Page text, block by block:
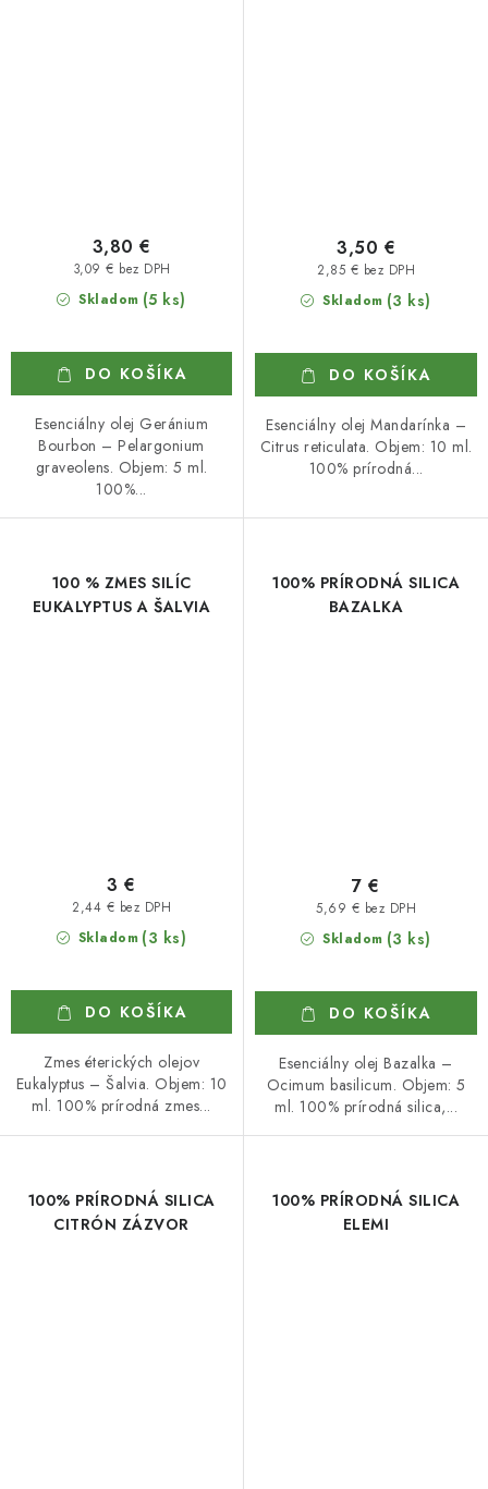
Skladom (5 ks)
3,09 € bez DPH
3,80 €
DO KOŠÍKA
Esenciálny olej Geránium
Bourbon – Pelargonium
graveolens. Objem: 5 ml.
100%...
Skladom (3 ks)
2,85 € bez DPH
3,50 €
DO KOŠÍKA
Esenciálny olej Mandarínka –
Citrus reticulata. Objem: 10 ml.
100% prírodná...
100 % ZMES SILÍC
EUKALYPTUS A ŠALVIA
Skladom (3 ks)
2,44 € bez DPH
3 €
DO KOŠÍKA
Zmes éterických olejov
Eukalyptus – Šalvia. Objem: 10
ml. 100% prírodná zmes...
100% PRÍRODNÁ SILICA
BAZALKA
Skladom (3 ks)
5,69 € bez DPH
7 €
DO KOŠÍKA
Esenciálny olej Bazalka –
Ocimum basilicum. Objem: 5
ml. 100% prírodná silica,...
100% PRÍRODNÁ SILICA
CITRÓN ZÁZVOR
100% PRÍRODNÁ SILICA
ELEMI